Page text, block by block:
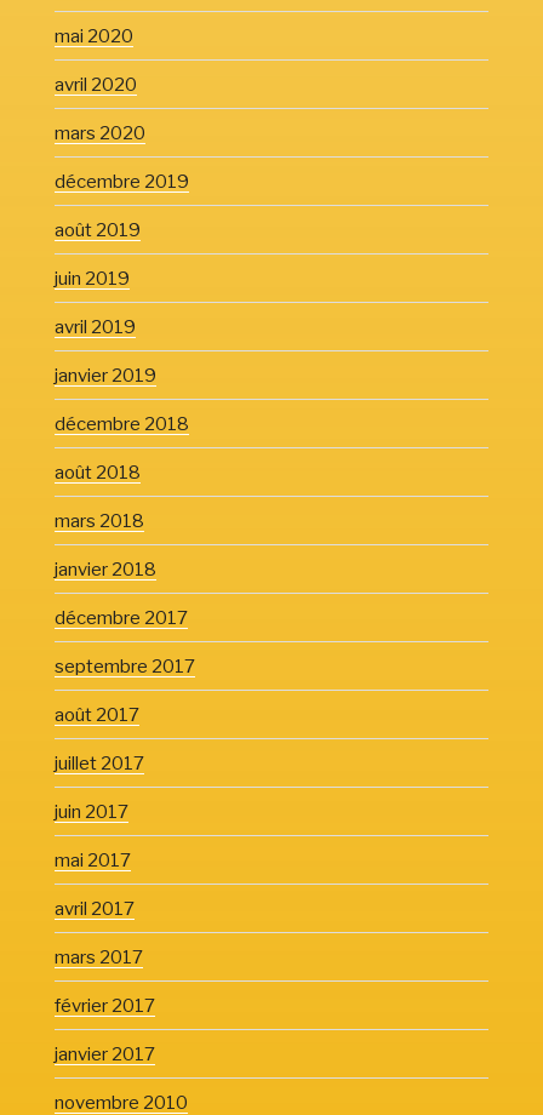
mai 2020
avril 2020
mars 2020
décembre 2019
août 2019
juin 2019
avril 2019
janvier 2019
décembre 2018
août 2018
mars 2018
janvier 2018
décembre 2017
septembre 2017
août 2017
juillet 2017
juin 2017
mai 2017
avril 2017
mars 2017
février 2017
janvier 2017
novembre 2010